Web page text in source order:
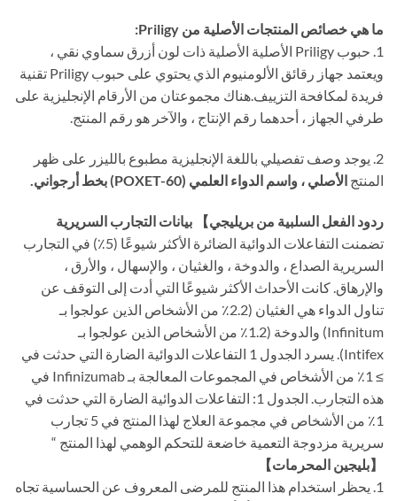
ما هي خصائص المنتجات الأصلية من Priligy:
1. حبوب Priligy الأصلية الأصلية ذات لون أزرق سماوي نقي ،
ويعتمد جهاز رقائق الألومنيوم الذي يحتوي على حبوب Priligy تقنية
فريدة لمكافحة التزييف.هناك مجموعتان من الأرقام الإنجليزية على
طرفي الجهاز ، أحدهما رقم الإنتاج ، والآخر هو رقم المنتج.
2. يوجد وصف تفصيلي باللغة الإنجليزية مطبوع بالليزر على ظهر
المنتج الأصلي ، واسم الدواء العلمي (POXET-60) بخط أرجواني.
ردود الفعل السلبية من بريليجي】 بيانات التجارب السريرية
تضمنت التفاعلات الدوائية الضائرة الأكثر شيوعًا (5٪) في التجارب
السريرية الصداع ، والدوخة ، والغثيان ، والإسهال ، والأرق ،
والإرهاق. كانت الأحداث الأكثر شيوعًا التي أدت إلى التوقف عن
تناول الدواء هي الغثيان (2.2٪ من الأشخاص الذين عولجوا بـ
Infinitum) والدوخة (1.2٪ من الأشخاص الذين عولجوا بـ
Intifex). يسرد الجدول 1 التفاعلات الدوائية الضارة التي حدثت في
≥ 1٪ من الأشخاص في المجموعات المعالجة بـ Infinizumab في
هذه التجارب. الجدول 1: التفاعلات الدوائية الضارة التي حدثت في
1٪ من الأشخاص في مجموعة العلاج لهذا المنتج في 5 تجارب
سريرية مزدوجة التعمية خاضعة للتحكم الوهمي لهذا المنتج “
【بليجين المحرمات】
1. يحظر استخدام هذا المنتج للمرضى المعروف عن الحساسية تجاه